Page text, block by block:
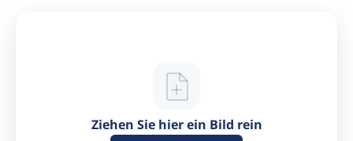
Ziehen Sie hier ein Bild rein